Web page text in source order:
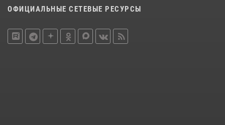
ОФИЦИАЛЬНЫЕ СЕТЕВЫЕ РЕСУРСЫ